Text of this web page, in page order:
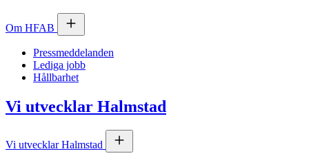
Om HFAB
Pressmeddelanden
Lediga jobb
Hållbarhet
Vi utvecklar Halmstad
Vi utvecklar Halmstad